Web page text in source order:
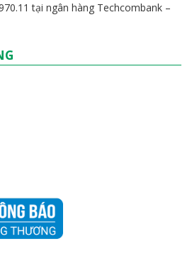
tại ngân hàng Techcombank –